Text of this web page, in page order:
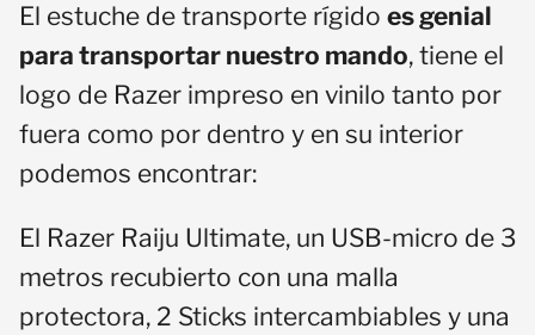
El estuche de transporte rígido es genial
para transportar nuestro mando, tiene el
logo de Razer impreso en vinilo tanto por
fuera como por dentro y en su interior
podemos encontrar:
El Razer Raiju Ultimate, un USB-micro de 3
metros recubierto con una malla
protectora, 2 Sticks intercambiables y una